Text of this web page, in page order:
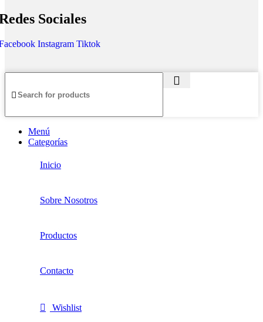
Sociales
Instagram Tiktok
Menú
Categorías
Inicio
Sobre Nosotros
Productos
Contacto
Wishlist